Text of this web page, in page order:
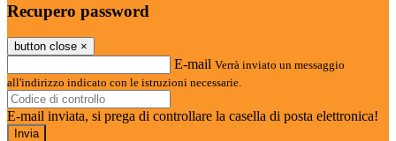
Recupero password
button close ×
E-mail Verrà inviato un messaggio
all'indirizzo indicato con le istruzioni necessarie.
E-mail inviata, si prega di controllare la casella di posta elettronica!